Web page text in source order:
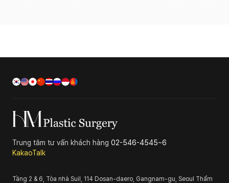
Trung tâm tư vấn khách hàng 02-546-4545~6
KakaoTalk
Tầng 2 & 6, Tòa nhà Suil, 114 Dosan-daero, Gangnam-gu, Seoul Thẩm